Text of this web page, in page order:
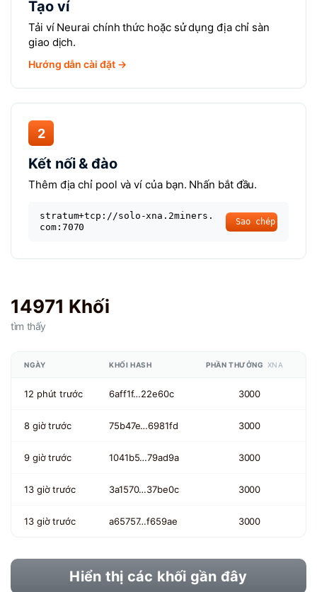
Tạo ví
Tải ví Neurai chính thức hoặc sử dụng địa chỉ sàn
giao dịch.
Hướng dẫn cài đặt →
2
Kết nối & đào
Thêm địa chỉ pool và ví của bạn. Nhấn bắt đầu.
stratum+tcp://solo-xna.2miners.
com:7070
Sao chép
14971 Khối
tìm thấy
NGÀY KHỐI HASH PHẦN THƯỞNG XNA
12 phút trước 6aff1f…22e60c 3000
8 giờ trước 75b47e…6981fd 3000
9 giờ trước 1041b5…79ad9a 3000
13 giờ trước 3a1570…37be0c 3000
13 giờ trước a65757…f659ae 3000
Hiển thị các khối gần đây